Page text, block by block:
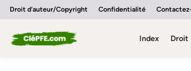
SkipDroit d’auteur/Copyright Confidentialité
Index Droit